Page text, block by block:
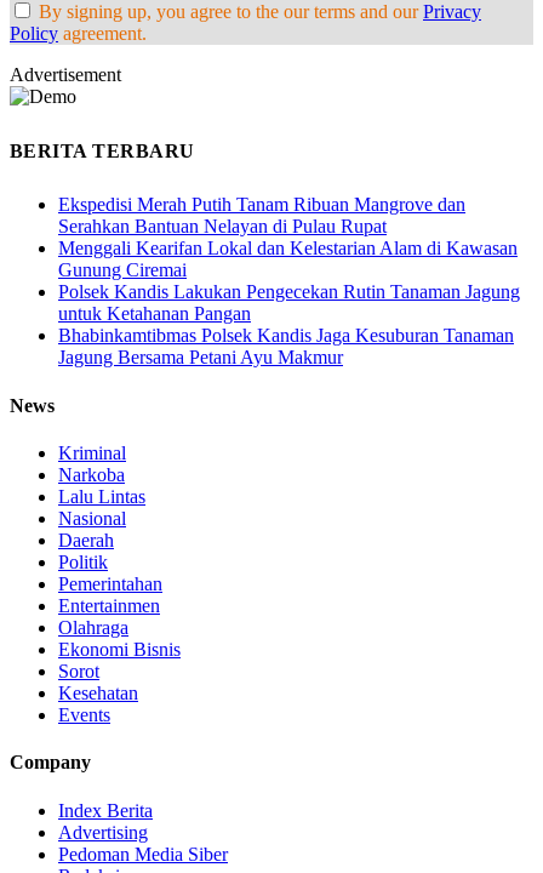
By signing up, you agree to the our terms and ourPrivacy
Policy agreement.
Advertisement
BERITA TERBARU
Ekspedisi Merah Putih Tanam Ribuan Mangrove dan
Serahkan Bantuan Nelayan di Pulau Rupat
Menggali Kearifan Lokal dan Kelestarian Alam di Kawasan
Gunung Ciremai
Polsek Kandis Lakukan Pengecekan Rutin Tanaman Jagung
untuk Ketahanan Pangan
Bhabinkamtibmas Polsek Kandis Jaga Kesuburan Tanaman
Jagung Bersama Petani Ayu Makmur
News
Kriminal
Narkoba
Lalu Lintas
Nasional
Daerah
Politik
Pemerintahan
Entertainmen
Olahraga
Ekonomi Bisnis
Sorot
Kesehatan
Events
Company
Index Berita
Advertising
Pedoman Media Siber